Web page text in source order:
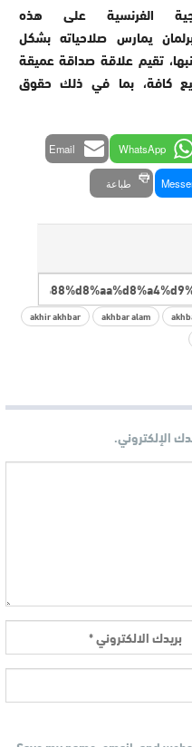
الفرنسية على هذه
يمارس صلاحياته بشكل
تقيم علاقة صداقة عميقة
كافة، بما في ذلك حقوق
WhatsApp
Email
طباعة
akhbar alam
akhir akhbar
الإلكتروني.